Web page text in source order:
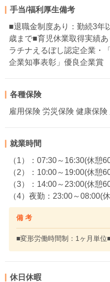
手当/福利厚生備考
■退職金制度あり：勤続3年
歳まで■育児休業取得実績
ラチナえるぼし認定企業・
企業知事表彰」優良企業賞
各種保険
雇用保険 労災保険 健康保険
就業時間
（1）：07:30～16:30(休憩
（2）：10:00～19:00(休憩
（3）：14:00～23:00(休憩
（4）夜勤：23:00～08:00(
備 考
■変形労働時間制：1ヶ月単位
休日休暇